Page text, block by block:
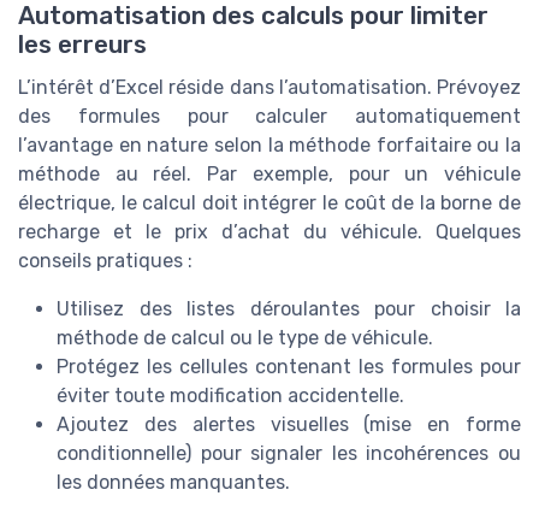
Automatisation des calculs pour limiter
les erreurs
L’intérêt d’Excel réside dans l’automatisation. Prévoyez
des formules pour calculer automatiquement
l’avantage en nature selon la méthode forfaitaire ou la
méthode au réel. Par exemple, pour un véhicule
électrique, le calcul doit intégrer le coût de la borne de
recharge et le prix d’achat du véhicule. Quelques
conseils pratiques :
Utilisez des listes déroulantes pour choisir la
méthode de calcul ou le type de véhicule.
Protégez les cellules contenant les formules pour
éviter toute modification accidentelle.
Ajoutez des alertes visuelles (mise en forme
conditionnelle) pour signaler les incohérences ou
les données manquantes.